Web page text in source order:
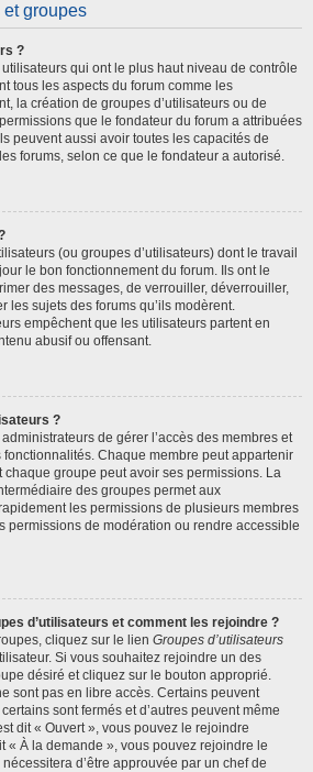
et groupes
?
qui ont le plus haut niveau de contrôle
tous les aspects du forum comme les
la création de groupes d’utilisateurs ou de
que le fondateur du forum a attribuées
peuvent aussi avoir toutes les capacités de
forums, selon ce que le fondateur a autorisé.
(ou groupes d’utilisateurs) dont le travail
le bon fonctionnement du forum. Ils ont le
des messages, de verrouiller, déverrouiller,
les sujets des forums qu’ils modèrent.
empêchent que les utilisateurs partent en
abusif ou offensant.
?
de gérer l’accès des membres et
fonctionnalités. Chaque membre peut appartenir
groupe peut avoir ses permissions. La
des groupes permet aux
les permissions de plusieurs membres
permissions de modération ou rendre accessible
d’utilisateurs et comment les rejoindre ?
cliquez sur le lien Groupes d’utilisateurs
Si vous souhaitez rejoindre un des
désiré et cliquez sur le bouton approprié.
sont pas en libre accès. Certains peuvent
sont fermés et d’autres peuvent même
dit « Ouvert », vous pouvez le rejoindre
« À la demande », vous pouvez rejoindre le
d’être approuvée par un chef de